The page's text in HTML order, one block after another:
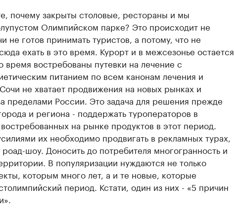
почему закрыты столовые, рестораны и мы
Олимпийском парке? Это происходит не
не готов принимать туристов, а потому, что не
ехать в это время. Курорт и в межсезонье остается
время востребованы путевки на лечение с
питанием по всем канонам лечения и
не хватает продвижения на новых рынках и
пределами России. Это задача для решения прежде
и региона - поддержать туроператоров в
на рынке продуктов в этот период.
их необходимо продвигать в рекламных турах,
роад-шоу. Доносить до потребителя многогранность и
В популяризации нуждаются не только
которым много лет, а и те новые, которые
период. Кстати, один из них - «5 причин